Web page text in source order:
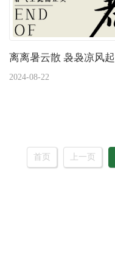
离离暑云散 袅袅凉风起
2024-08-22
首页 上一页